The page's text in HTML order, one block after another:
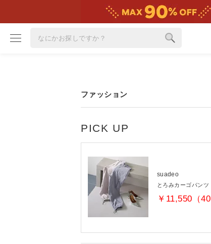
雑誌掲載アイテム
雑誌･書籍(一緒に買うと送料無料)
ファッション
suadeo
とろみカーゴパンツ